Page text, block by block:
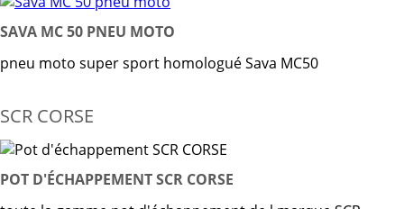
SAVA MC 50 PNEU MOTO
pneu moto super sport homologué Sava MC50
SCR CORSE
POT D'ÉCHAPPEMENT SCR CORSE